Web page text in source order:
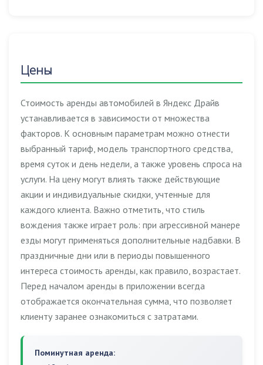
Цены
Стоимость аренды автомобилей в Яндекс Драйв
устанавливается в зависимости от множества
факторов. К основным параметрам можно отнести
выбранный тариф, модель транспортного средства,
время суток и день недели, а также уровень спроса на
услуги. На цену могут влиять также действующие
акции и индивидуальные скидки, учтенные для
каждого клиента. Важно отметить, что стиль
вождения также играет роль: при агрессивной манере
езды могут применяться дополнительные надбавки. В
праздничные дни или в периоды повышенного
интереса стоимость аренды, как правило, возрастает.
Перед началом аренды в приложении всегда
отображается окончательная сумма, что позволяет
клиенту заранее ознакомиться с затратами.
Поминутная аренда: